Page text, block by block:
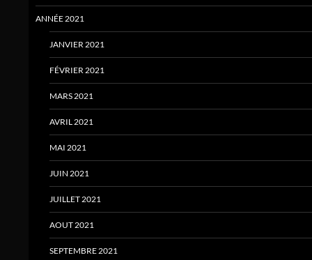
ANNÉE 2021
JANVIER 2021
FÉVRIER 2021
MARS 2021
AVRIL 2021
MAI 2021
JUIN 2021
JUILLET 2021
AOUT 2021
SEPTEMBRE 2021